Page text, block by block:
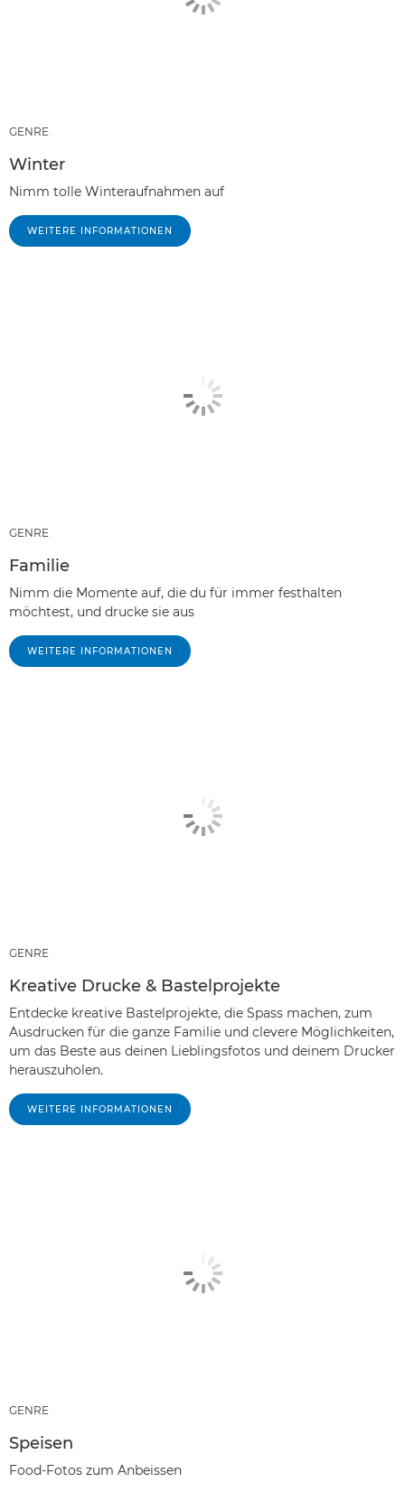
GENRE
Winter
Nimm tolle Winteraufnahmen auf
WEITERE INFORMATIONEN
GENRE
Familie
Nimm die Momente auf, die du für immer festhalten
möchtest, und drucke sie aus
WEITERE INFORMATIONEN
GENRE
Kreative Drucke & Bastelprojekte
Entdecke kreative Bastelprojekte, die Spass machen, zum
Ausdrucken für die ganze Familie und clevere Möglichkeiten,
um das Beste aus deinen Lieblingsfotos und deinem Drucker
herauszuholen.
WEITERE INFORMATIONEN
GENRE
Speisen
Food-Fotos zum Anbeissen